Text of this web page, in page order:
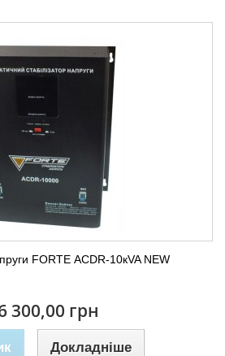
FORTE АСDR-10кVA NEW
300,00 грн
Докладніше